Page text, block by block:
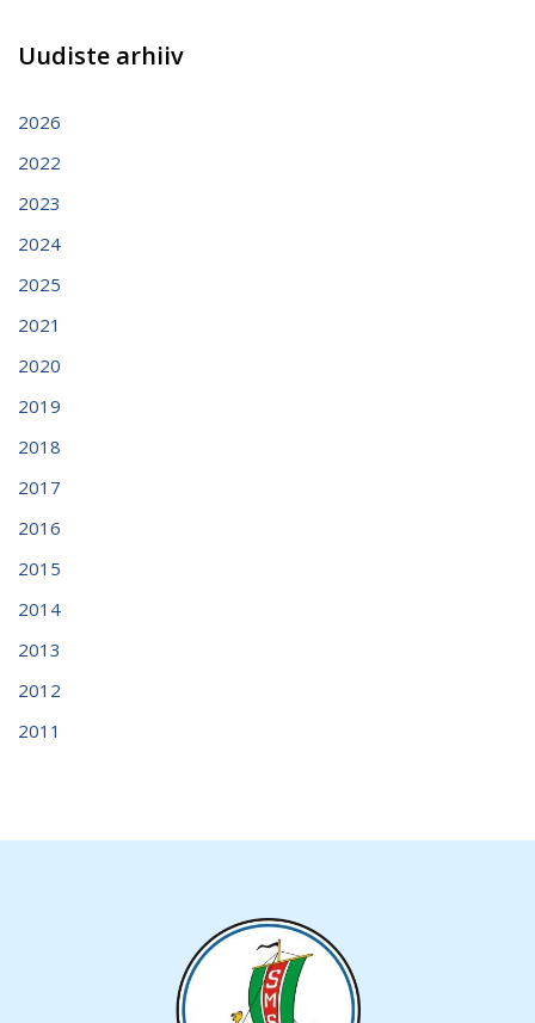
Uudiste arhiiv
2026
2022
2023
2024
2025
2021
2020
2019
2018
2017
2016
2015
2014
2013
2012
2011